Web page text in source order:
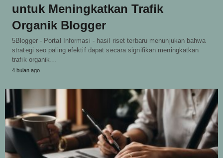
untuk Meningkatkan Trafik
Organik Blogger
5Blogger - Portal Informasi - hasil riset terbaru menunjukan bahwa
strategi seo paling efektif dapat secara signifikan meningkatkan
trafik organik…
4 bulan ago